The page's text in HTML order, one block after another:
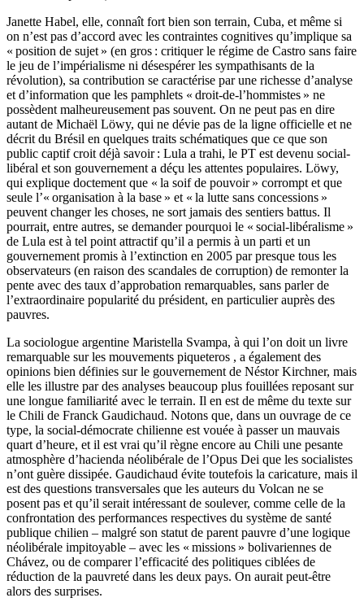
Janette Habel, elle, connaît fort bien son terrain, Cuba, et même si
on n’est pas d’accord avec les contraintes cognitives qu’implique sa
« position de sujet » (en gros : critiquer le régime de Castro sans faire
le jeu de l’impérialisme ni désespérer les sympathisants de la
révolution), sa contribution se caractérise par une richesse d’analyse
et d’information que les pamphlets « droit-de-l’hommistes » ne
possèdent malheureusement pas souvent. On ne peut pas en dire
autant de Michaël Löwy, qui ne dévie pas de la ligne officielle et ne
décrit du Brésil en quelques traits schématiques que ce que son
public captif croit déjà savoir : Lula a trahi, le PT est devenu social-
libéral et son gouvernement a déçu les attentes populaires. Löwy,
qui explique doctement que « la soif de pouvoir » corrompt et que
seule l’« organisation à la base » et « la lutte sans concessions »
peuvent changer les choses, ne sort jamais des sentiers battus. Il
pourrait, entre autres, se demander pourquoi le « social-libéralisme »
de Lula est à tel point attractif qu’il a permis à un parti et un
gouvernement promis à l’extinction en 2005 par presque tous les
observateurs (en raison des scandales de corruption) de remonter la
pente avec des taux d’approbation remarquables, sans parler de
l’extraordinaire popularité du président, en particulier auprès des
pauvres.
La sociologue argentine Maristella Svampa, à qui l’on doit un livre
remarquable sur les mouvements piqueteros , a également des
opinions bien définies sur le gouvernement de Néstor Kirchner, mais
elle les illustre par des analyses beaucoup plus fouillées reposant sur
une longue familiarité avec le terrain. Il en est de même du texte sur
le Chili de Franck Gaudichaud. Notons que, dans un ouvrage de ce
type, la social-démocrate chilienne est vouée à passer un mauvais
quart d’heure, et il est vrai qu’il règne encore au Chili une pesante
atmosphère d’hacienda néolibérale de l’Opus Dei que les socialistes
n’ont guère dissipée. Gaudichaud évite toutefois la caricature, mais il
est des questions transversales que les auteurs du Volcan ne se
posent pas et qu’il serait intéressant de soulever, comme celle de la
confrontation des performances respectives du système de santé
publique chilien – malgré son statut de parent pauvre d’une logique
néolibérale impitoyable – avec les « missions » bolivariennes de
Chávez, ou de comparer l’efficacité des politiques ciblées de
réduction de la pauvreté dans les deux pays. On aurait peut-être
alors des surprises.